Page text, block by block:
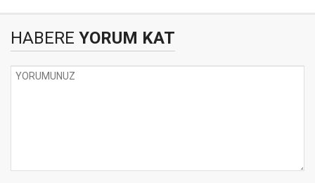
HABERE YORUM KAT